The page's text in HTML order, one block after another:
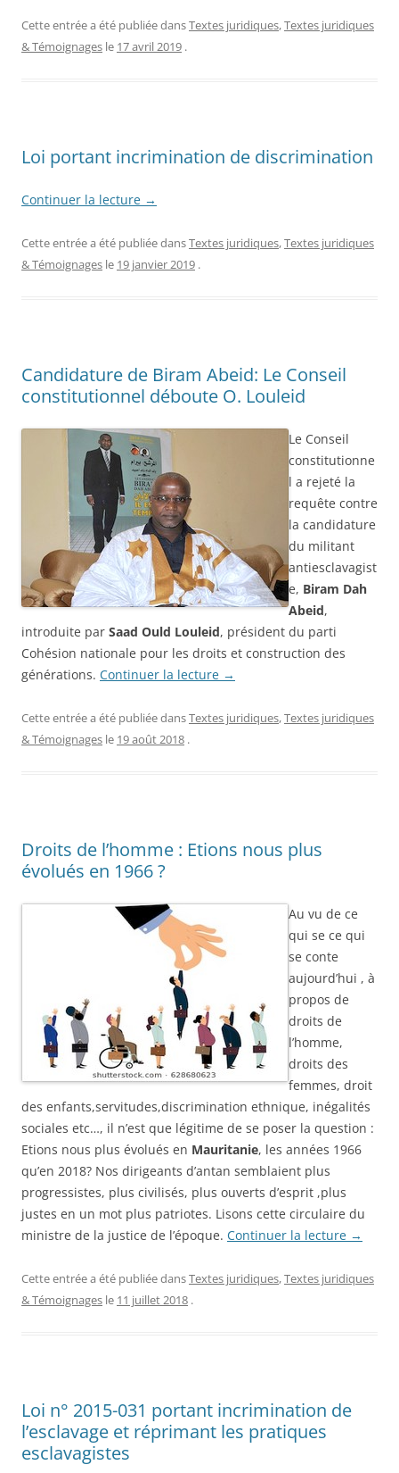
Cette entrée a été publiée dansTextes juridiques,Textes juridiques
& Témoignages le 17 avril 2019 .
Loi portant incrimination de discrimination
Continuer la lecture →
Cette entrée a été publiée dansTextes juridiques,Textes juridiques
& Témoignages le 19 janvier 2019 .
Candidature de Biram Abeid: Le Conseil
constitutionnel déboute O. Louleid
Le Conseil
constitutionne
l a rejeté la
requête contre
la candidature
du militant
antiesclavagist
e, Biram Dah
Abeid,
introduite par Saad Ould Louleid, président du parti
Cohésion nationale pour les droits et construction des
générations. Continuer la lecture →
Cette entrée a été publiée dansTextes juridiques,Textes juridiques
& Témoignages le 19 août 2018 .
Droits de l’homme : Etions nous plus
évolués en 1966 ?
Au vu de ce
qui se ce qui
se conte
aujourd’hui , à
propos de
droits de
l’homme,
droits des
femmes, droit
des enfants,servitudes,discrimination ethnique, inégalités
sociales etc…, il n’est que légitime de se poser la question :
Etions nous plus évolués en Mauritanie, les années 1966
qu’en 2018? Nos dirigeants d’antan semblaient plus
progressistes, plus civilisés, plus ouverts d’esprit ,plus
justes en un mot plus patriotes. Lisons cette circulaire du
ministre de la justice de l’époque. Continuer la lecture →
Cette entrée a été publiée dansTextes juridiques,Textes juridiques
& Témoignages le 11 juillet 2018 .
Loi n° 2015-031 portant incrimination de
l’esclavage et réprimant les pratiques
esclavagistes